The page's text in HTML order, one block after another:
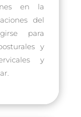
en la
del
para
y
y